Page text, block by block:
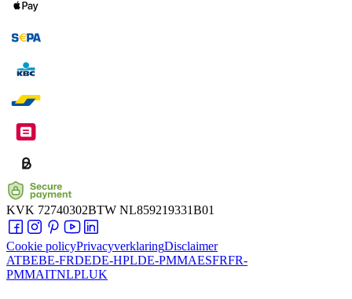
KVK 72740302BTW NL859219331B01
Cookie policyPrivacyverklaringDisclaimer
ATBEBE-FRDEDE-HPLDE-PMMAESFRFR-
PMMAITNLPLUK